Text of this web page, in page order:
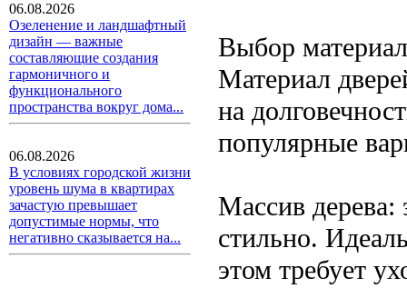
06.08.2026
Озеленение и ландшафтный
дизайн — важные
составляющие создания
гармоничного и
функционального
пространства вокруг дома...
06.08.2026
В условиях городской жизни
уровень шума в квартирах
зачастую превышает
допустимые нормы, что
негативно сказывается на...
Выбор
Материал
на
популярные
Массив дерева:
стильно.
этом требует